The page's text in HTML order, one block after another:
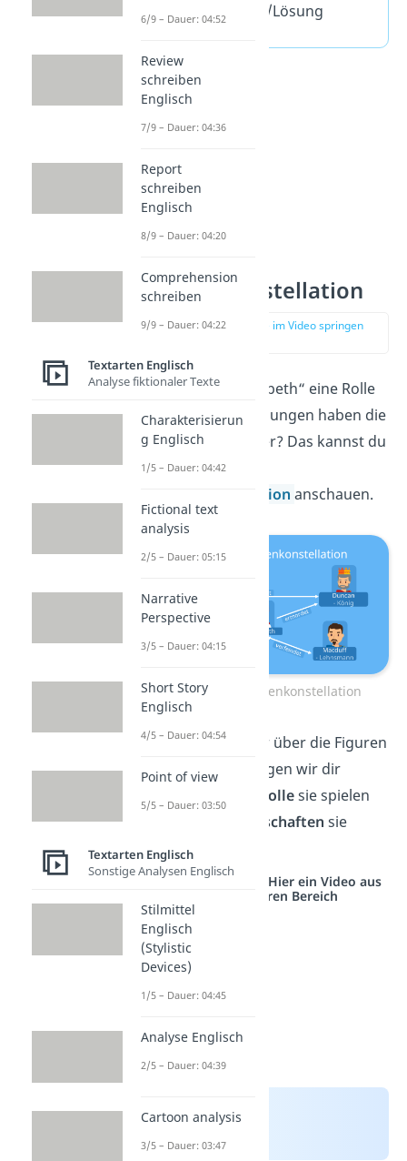
Katastrophe/Lösung
Macbeth —
Figurenkonstellation
zur Stelle im Video springen
Wer spielt in „Macbeth“ eine Rolle
und welche Beziehungen haben die
Figuren zueinander? Das kannst du
dir anhand der
Figurenkonstellationanschauen.
Macbeth – Figurenkonstellation
Möchtest du mehr über die Figuren
erfahren?
zeigen wir dir
Rollesie spielen
Eigenschaften sie
haben.
Studyflix vernetzt: Hier ein Video aus
einem anderen Bereich
6/9 – Dauer: 04:52
Review
schreiben
Englisch
7/9 – Dauer: 04:36
Report
schreiben
Englisch
8/9 – Dauer: 04:20
Comprehension
schreiben
9/9 – Dauer: 04:22
Textarten Englisch
Analyse fiktionaler Texte
Charakterisierun
g Englisch
1/5 – Dauer: 04:42
Fictional text
analysis
2/5 – Dauer: 05:15
Narrative
Perspective
3/5 – Dauer: 04:15
Short Story
Englisch
4/5 – Dauer: 04:54
Point of view
5/5 – Dauer: 03:50
Textarten Englisch
Sonstige Analysen Englisch
Stilmittel
Englisch
(Stylistic
Devices)
1/5 – Dauer: 04:45
Analyse Englisch
2/5 – Dauer: 04:39
Cartoon analysis
3/5 – Dauer: 03:47